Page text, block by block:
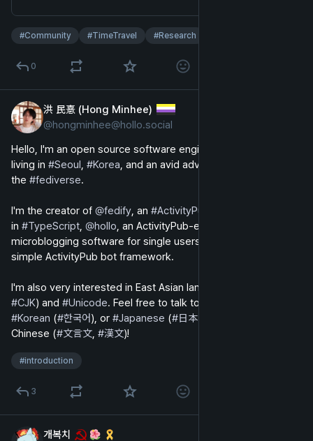
#Community #TimeTravel #Research
0
洪 民憙 (Hong Minhee)
@hongminhee@hollo.social
Hello, I'm an open source software engineer in my late 30s
living in #Seoul, #Korea, and an avid advocate of
the #fediverse.
I'm the creator of @fedify, an #ActivityPub
in #TypeScript, @hollo, an ActivityPub-enabled
microblogging software for single users, and
simple ActivityPub bot framework.
#CJK) and #Unicode. Feel free to talk to me in
#Korean (#한국어), or #Japanese (#日本語
Chinese (#文言文, #漢文)!
#introduction
3
개복치